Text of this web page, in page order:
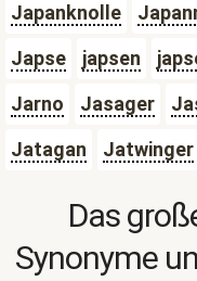
Japanknolle
Japse
japsen
Jarno
Jasager
Jatagan
Jatwinger
Das
Synonyme